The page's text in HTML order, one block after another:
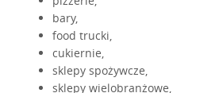
bary,
food trucki,
cukiernie,
sklepy spożywcze,
sklepy wielobranżowe,